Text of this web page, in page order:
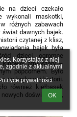
Korzystając z niej
zgodnie z aktualnymi
prywatności.
OK
na dzieci czekało
wykonali maskotki,
różnych zabawach
dawnych bajek.
czytanej z klisz,
bajek była
dzieci ogromne
kinowej atmosfery –
popcornem. Było
bajkowej historii.
również kiełbasek
doświadczeń,